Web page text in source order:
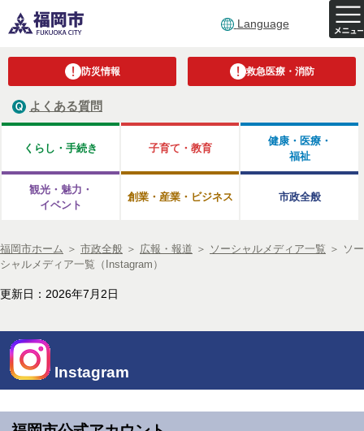
Language
防災情報 救急医療・消防
よくある質問
くらし・手続き 子育て・教育
健康・医療・
福祉
観光・魅力・
イベント
創業・産業・ビジネス 市政全般
福岡市ホーム ＞ 市政全般 ＞ 広報・報道 ＞ ソーシャルメディア一覧 ＞ ソー
シャルメディア一覧（Instagram）
更新日：2026年7月2日
Instagram